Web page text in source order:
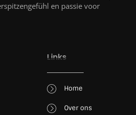
en passie voor
Links
Home
Over ons